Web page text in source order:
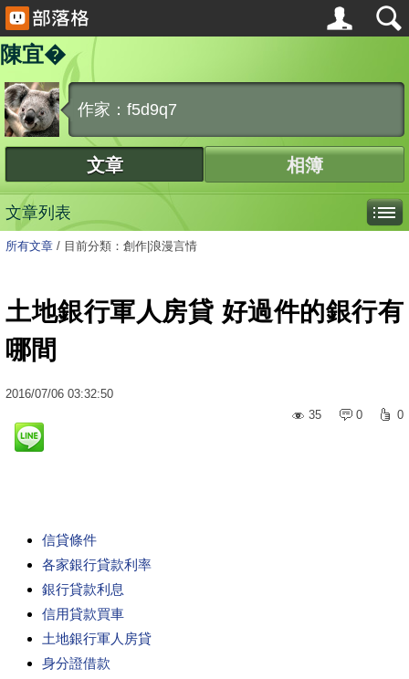
陳宜�
作家：f5d9q7
文章 相簿
文章列表
所有文章 / 目前分類：創作|浪漫言情
土地銀行軍人房貸 好過件的銀行有
哪間
2016/07/06 03:32:50
35
0 0
信貸條件
各家銀行貸款利率
銀行貸款利息
信用貸款買車
土地銀行軍人房貸
身分證借款